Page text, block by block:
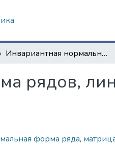
Инвариантная нормальная форма рядов, линейно-эквивалентных вещественным
рядов,
форма ряда,